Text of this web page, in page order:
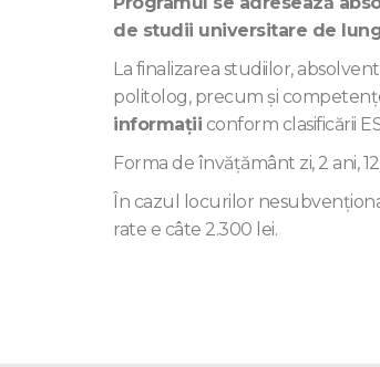
de studii universitare de
La finalizarea studiilor,
politolog, precum și
informații conform clasificării
Forma de învăţământ zi, 2 ani,
În cazul locurilor
rate e câte 2.300 lei.